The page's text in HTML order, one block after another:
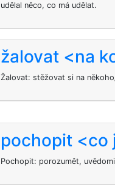
udělal něco, co má udělat.
žalovat <na
Žalovat: stěžovat si na
pochopit <co
Pochopit: porozumět,